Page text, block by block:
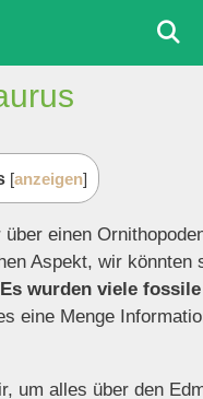
[anzeigen]
einen
Aspekt, wir könnten
Es wurden viele
eine Menge
um alles über den